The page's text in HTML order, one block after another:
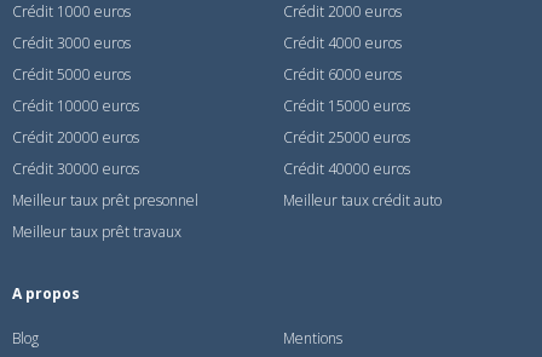
Crédit 1000 euros
Crédit 2000 euros
Crédit 3000 euros
Crédit 4000 euros
Crédit 5000 euros
Crédit 6000 euros
Crédit 10000 euros
Crédit 15000 euros
Crédit 20000 euros
Crédit 25000 euros
Crédit 30000 euros
Crédit 40000 euros
Meilleur taux prêt presonnel
Meilleur taux crédit auto
Meilleur taux prêt travaux
A propos
Blog Mentions